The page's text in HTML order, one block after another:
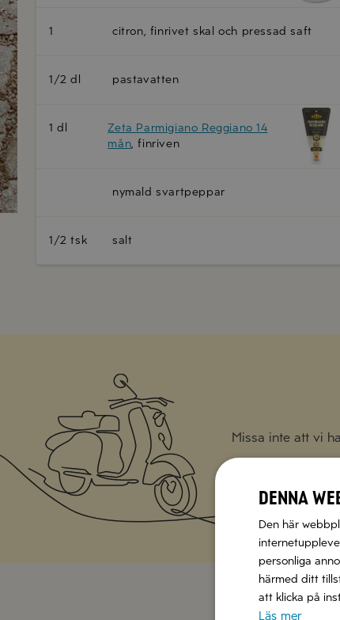
1 citron, finrivet skal och pressad saft
1/2 dl pastavatten
1 dl
Zeta Parmigiano Reggiano 14
mån, finriven
nymald svartpeppar
1/2 tsk salt
Missa inte att vi
Denna
Den här
personliga
härmed ditt
att klicka på
Läs mer